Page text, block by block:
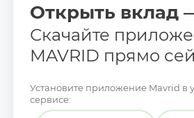
Открыть вклад
Скачайте
MAVRID прямо
Установите приложение Mavrid в
сервисе: